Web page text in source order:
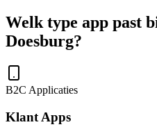
Welk type app past
Doesburg?
B2C Applicaties
Klant Apps